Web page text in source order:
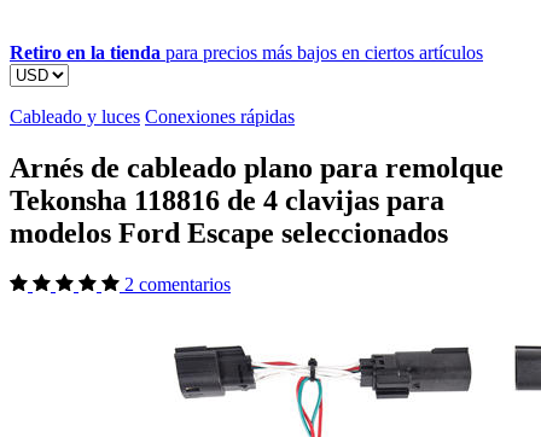
Retiro en la tienda para precios más bajos en ciertos artículos
Cableado y luces Conexiones rápidas
Arnés de cableado plano para remolque
Tekonsha 118816 de 4 clavijas para
modelos Ford Escape seleccionados
2 comentarios